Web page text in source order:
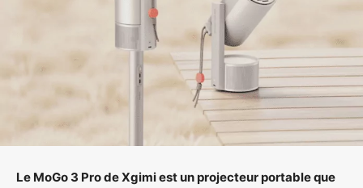
Le MoGo 3 Pro de Xgimi est un projecteur portable que